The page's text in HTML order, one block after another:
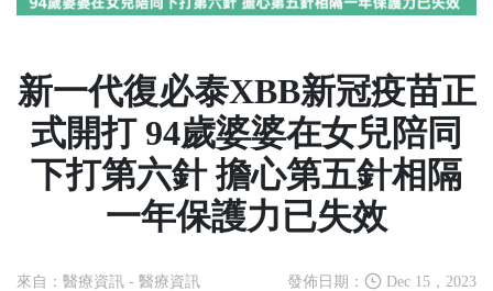
新一代復必泰XBB新冠疫苗正
式開打 94歲婆婆在女兒陪同
下打第六針 擔心第五針相隔
一年保護力已失效
來自：醫療資訊 - 醫療資訊 發佈日期： Dec 15，2023